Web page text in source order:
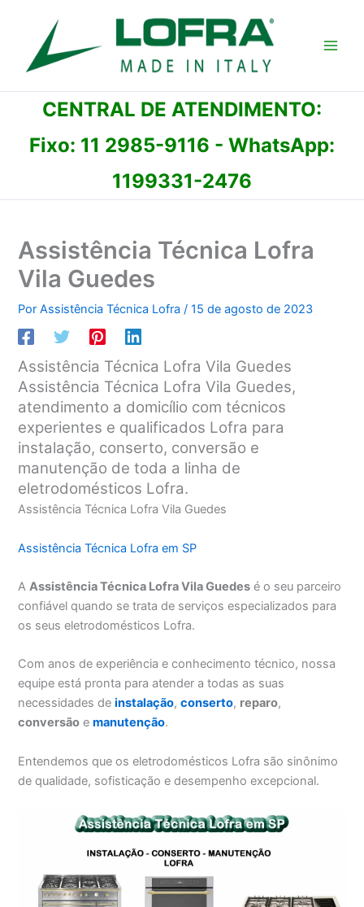
conteúdo
CENTRAL DE ATENDIMENTO:
Fixo: 11 2985-9116 - WhatsApp:
1199331-2476
Assistência Técnica Lofra
Vila Guedes
PorAssistência Técnica Lofra/15 de agosto de 2023
Assistência Técnica Lofra Vila Guedes
Assistência Técnica Lofra Vila Guedes,
atendimento a domicílio com técnicos
experientes e qualificados Lofra para
instalação, conserto, conversão e
manutenção de toda a linha de
eletrodomésticos Lofra.
Assistência Técnica Lofra Vila Guedes
Assistência Técnica Lofra em SP
AAssistência Técnica Lofra Vila Guedes é o seu parceiro
confiável quando se trata de serviços especializados para
os seus eletrodomésticos Lofra.
Com anos de experiência e conhecimento técnico, nossa
equipe está pronta para atender a todas as suas
necessidades deinstalação,conserto, reparo,
conversão emanutenção.
Entendemos que os eletrodomésticos Lofra são sinônimo
de qualidade, sofisticação e desempenho excepcional.